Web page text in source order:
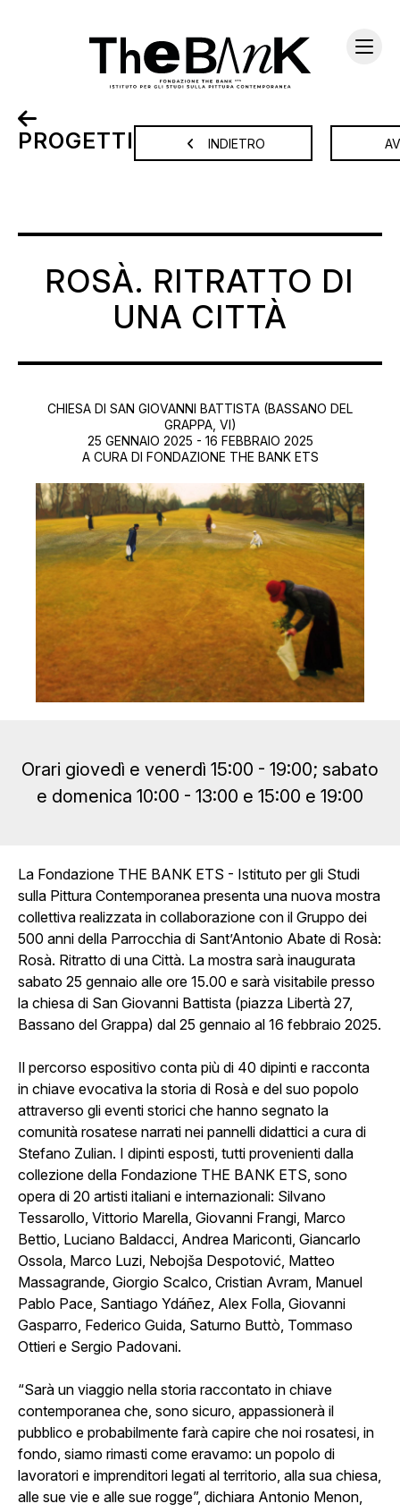
PROGETTI INDIETRO
ROSÀ. RITRATTO DI
UNA CITTÀ
CHIESA DI SAN GIOVANNI BATTISTA (BASSANO DEL
GRAPPA, VI)
25 GENNAIO 2025 - 16 FEBBRAIO 2025
A CURA DI FONDAZIONE THE BANK ETS
Orari giovedì e venerdì 15:00 - 19:00; sabato
e domenica 10:00 - 13:00 e 15:00 e 19:00
La Fondazione THE BANK ETS - Istituto per gli Studi
sulla Pittura Contemporanea presenta una nuova mostra
collettiva realizzata in collaborazione con il Gruppo dei
500 anni della Parrocchia di Sant’Antonio Abate di Rosà:
Rosà. Ritratto di una Città. La mostra sarà inaugurata
sabato 25 gennaio alle ore 15.00 e sarà visitabile presso
la chiesa di San Giovanni Battista (piazza Libertà 27,
Bassano del Grappa) dal 25 gennaio al 16 febbraio 2025.
Il percorso espositivo conta più di 40 dipinti e racconta
in chiave evocativa la storia di Rosà e del suo popolo
attraverso gli eventi storici che hanno segnato la
comunità rosatese narrati nei pannelli didattici a cura di
Stefano Zulian. I dipinti esposti, tutti provenienti dalla
collezione della Fondazione THE BANK ETS, sono
opera di 20 artisti italiani e internazionali: Silvano
Tessarollo, Vittorio Marella, Giovanni Frangi, Marco
Bettio, Luciano Baldacci, Andrea Mariconti, Giancarlo
Ossola, Marco Luzi, Nebojša Despotović, Matteo
Massagrande, Giorgio Scalco, Cristian Avram, Manuel
Pablo Pace, Santiago Ydáñez, Alex Folla, Giovanni
Gasparro, Federico Guida, Saturno Buttò, Tommaso
Ottieri e Sergio Padovani.
“Sarà un viaggio nella storia raccontato in chiave
contemporanea che, sono sicuro, appassionerà il
pubblico e probabilmente farà capire che noi rosatesi, in
fondo, siamo rimasti come eravamo: un popolo di
lavoratori e imprenditori legati al territorio, alla sua chiesa,
alle sue vie e alle sue rogge”, dichiara Antonio Menon,